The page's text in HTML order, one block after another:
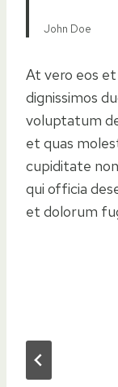
John Doe
At vero eos
dignissimos
voluptatum
et quas
cupiditate
qui officia
et dolorum